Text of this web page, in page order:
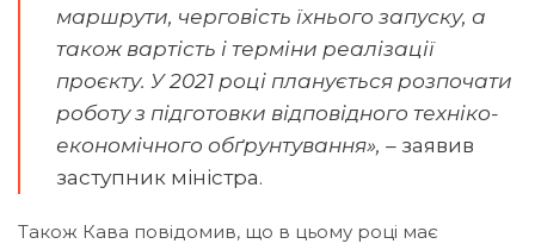
маршрути, черговість їхнього запуску, а
також вартість і терміни реалізації
проєкту. У 2021 році планується розпочати
роботу з підготовки відповідного техніко-
економічного обґрунтування», – заявив
заступник міністра.
Також Кава повідомив, що в цьому році має